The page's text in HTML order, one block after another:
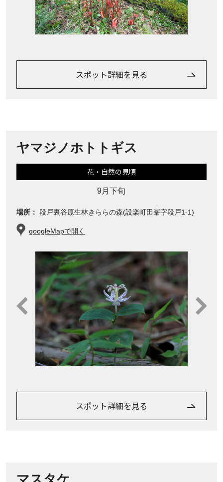
スポット詳細を見る
ヤマジノホトトギス
花・自然の見頃
9月下旬
場所： 段戸裏谷原生林きららの森(設楽町田峯字段戸1-1)
googleMapで開く
スポット詳細を見る
マスタケ